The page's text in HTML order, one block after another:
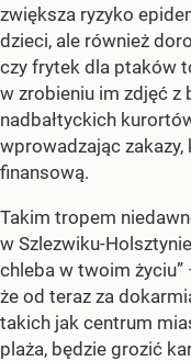
zwiększa ryzyko
dzieci, ale również
czy frytek dla ptaków
w zrobieniu im zdjęć z
nadbałtyckich
wprowadzając zakazy,
finansową.
Takim tropem
w Szlezwiku-
chleba w twoim
że od teraz za
takich jak centrum
plaża, będzie grozić